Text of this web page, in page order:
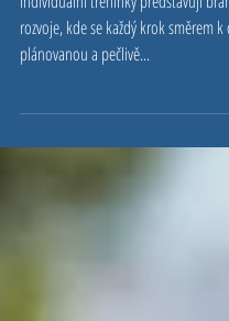
osobnímu růstu a
Individuální tréninky představují
plánovanou a pečlivě...